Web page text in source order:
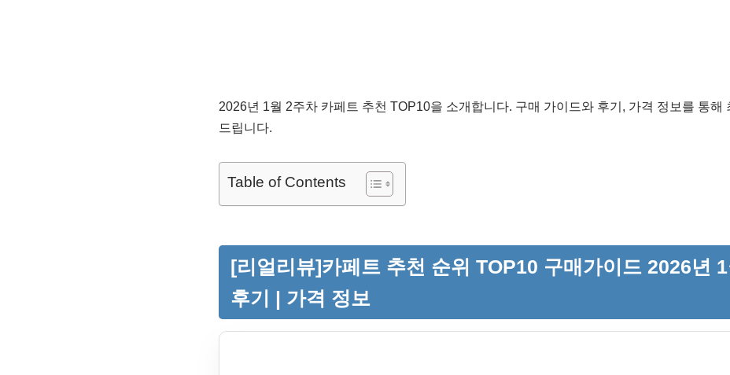
2026년 1월 2주차 카페트 추천 TOP10을 소개합니다. 구매 가이드와 후기, 가격 정보를 통해
드립니다.
Table of Contents
[리얼리뷰]카페트 추천 순위 TOP10 구매가이드 2026년
후기 | 가격 정보